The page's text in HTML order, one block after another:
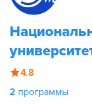
4.8
2 программы